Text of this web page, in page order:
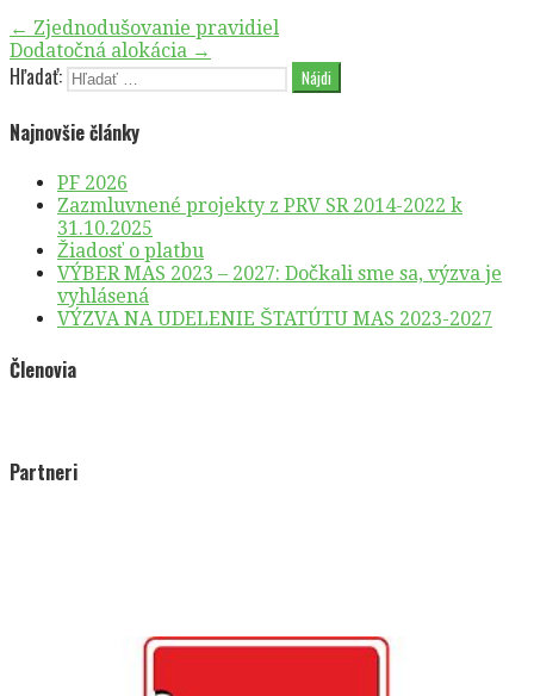
← Zjednodušovanie pravidiel
Dodatočná alokácia →
Hľadať:
Najnovšie články
PF 2026
Zazmluvnené projekty z PRV SR 2014-2022 k
31.10.2025
Žiadosť o platbu
VÝBER MAS 2023 – 2027: Dočkali sme sa, výzva je
vyhlásená
VÝZVA NA UDELENIE ŠTATÚTU MAS 2023-2027
Členovia
Partneri